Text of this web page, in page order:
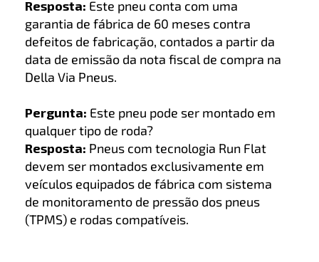
Resposta: Este pneu conta com uma
garantia de fábrica de 60 meses contra
defeitos de fabricação, contados a partir da
data de emissão da nota fiscal de compra na
Della Via Pneus.
Pergunta: Este pneu pode ser montado em
qualquer tipo de roda?
Resposta: Pneus com tecnologia Run Flat
devem ser montados exclusivamente em
veículos equipados de fábrica com sistema
de monitoramento de pressão dos pneus
(TPMS) e rodas compatíveis.